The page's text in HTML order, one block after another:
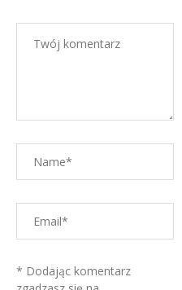
* Dodając komentarz